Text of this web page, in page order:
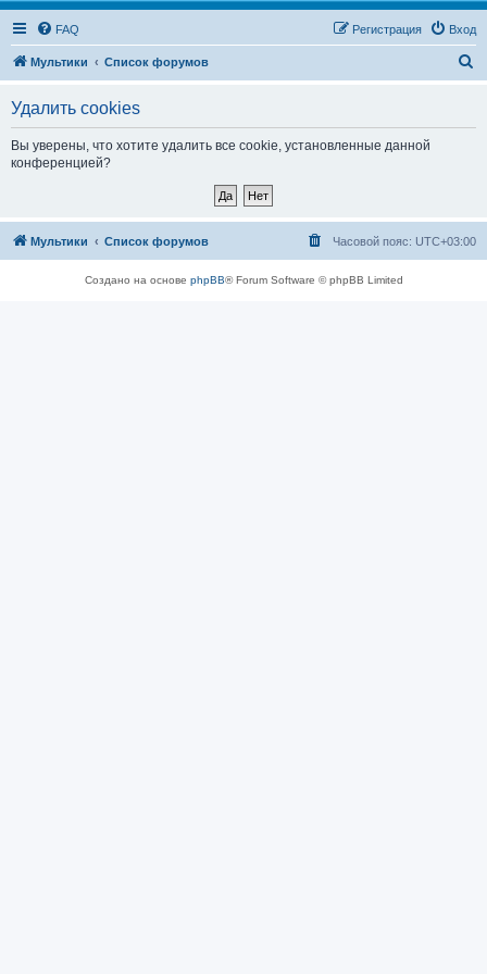
FAQ Вход
Регистрация
Мультики Список форумов
Удалить cookies
Вы уверены, что хотите удалить все cookie, установленные данной
конференцией?
Мультики Список форумов Часовой пояс: UTC+03:00
Создано на основе phpBB® Forum Software © phpBB Limited